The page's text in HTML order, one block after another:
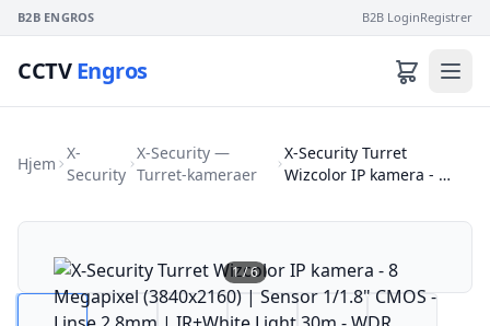
B2B ENGROS B2B LoginRegistrer
CCTVEngros
Hjem
X-
Security
X-Security —
Turret-kameraer
X-Security Turret
Wizcolor IP kamera - …
1/6